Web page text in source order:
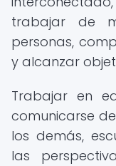
trabajar de
personas,
y alcanzar
Trabajar en
comunicarse
los demás,
las